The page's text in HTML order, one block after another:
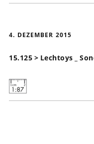
ARCHIV 2009-2014
SHOP _ Beta
HEBEBÜHNE
4. DEZEMBER 2015
15.125 > Lechtoys _